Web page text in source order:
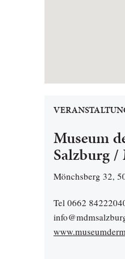
Museum
Salzburg /
Mönchsberg 32,
Tel 0662